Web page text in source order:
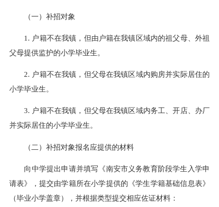
（一）补招对象
1. 户籍不在我镇，但由户籍在我镇区域内的祖父母、外祖
父母提供监护的小学毕业生。
2. 户籍不在我镇，但父母在我镇区域内购房并实际居住的
小学毕业生。
3. 户籍不在我镇，但父母在我镇区域内务工、开店、办厂
并实际居住的小学毕业生。
（二）补招对象报名应提供的材料
向中学提出申请并填写《南安市义务教育阶段学生入学申
请表》，提交由学籍所在小学提供的《学生学籍基础信息表》
（毕业小学盖章），并根据类型提交相应佐证材料：